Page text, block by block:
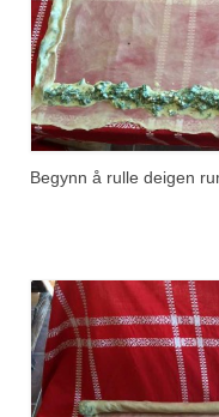
Begynn å rulle deigen